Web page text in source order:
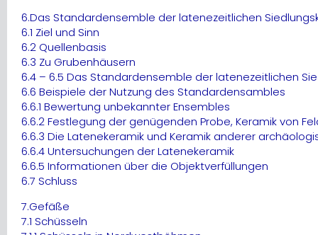
6.Das Standardensemble der latenezeitlichen
6.1 Ziel und Sinn
6.2 Quellenbasis
6.3 Zu Grubenhäusern
6.4 – 6.5 Das Standardensemble der latenezeitlichen
6.6 Beispiele der Nutzung des Standardensambles
6.6.1 Bewertung unbekannter Ensembles
6.6.2 Festlegung der genügenden Probe, Keramik von
6.6.3 Die Latenekeramik und Keramik anderer
6.6.4 Untersuchungen der Latenekeramik
6.6.5 Informationen über die Objektverfüllungen
6.7 Schluss
7.Gefäße
7.1 Schüsseln